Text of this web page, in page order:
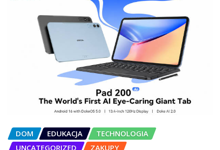
DOM EDUKACJA
TECHNOLOGIA
UNCATEGORIZED
ZAKUPY